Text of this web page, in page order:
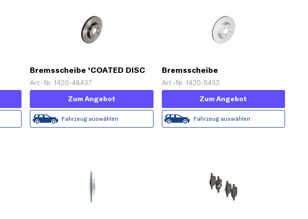
Bremsscheibe 'COATED DISC
LINE'
Art.-Nr. 1420-48437
Zum Angebot
Fahrzeug auswählen
Bremsscheibe
Art.-Nr. 1420-5433
Zum Angebot
Fahrzeug auswählen